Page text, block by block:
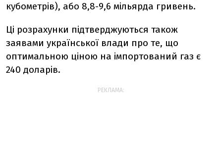
кубометрів), або 8,8-9,6 мільярда гривень.
Ці розрахунки підтверджуються також
заявами української влади про те, що
оптимальною ціною на імпортований газ є
240 доларів.
РЕКЛАМА: